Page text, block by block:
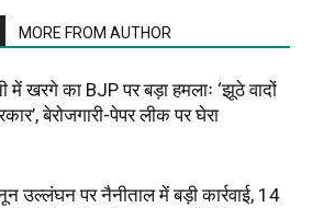
MORE FROM AUTHOR
में खरगे का BJP पर बड़ा हमलाः ‘झूठे वादों
बेरोजगारी-पेपर लीक पर घेरा
उल्लंघन पर नैनीताल में बड़ी कार्रवाई, 14